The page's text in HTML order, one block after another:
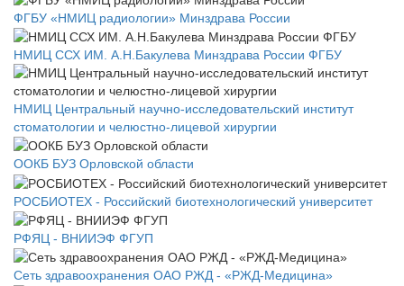
ФГБУ «НМИЦ радиологии» Минздрава России
НМИЦ ССХ ИМ. А.Н.Бакулева Минздрава России ФГБУ
НМИЦ Центральный научно-исследовательский институт
стоматологии и челюстно-лицевой хирургии
ООКБ БУЗ Орловской области
РОСБИОТЕХ - Российский биотехнологический университет
РФЯЦ - ВНИИЭФ ФГУП
Сеть здравоохранения ОАО РЖД - «РЖД-Медицина»